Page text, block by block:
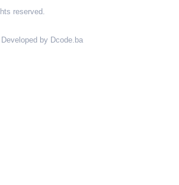
reserved.
Developed by Dcode.ba